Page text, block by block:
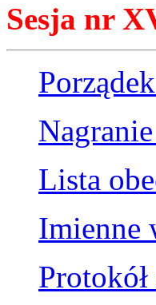
Sesja nr
Lista
Imienne